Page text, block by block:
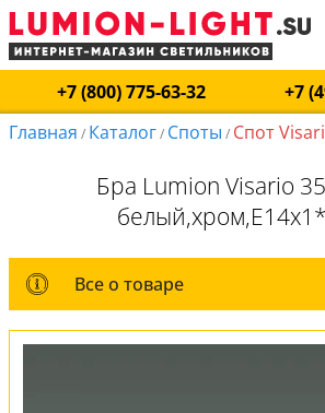
+7 (800) 775-63-32
+7
Главная / Каталог/ Споты / Спот
Бра Lumion Visario
Все о товаре
Все о товаре